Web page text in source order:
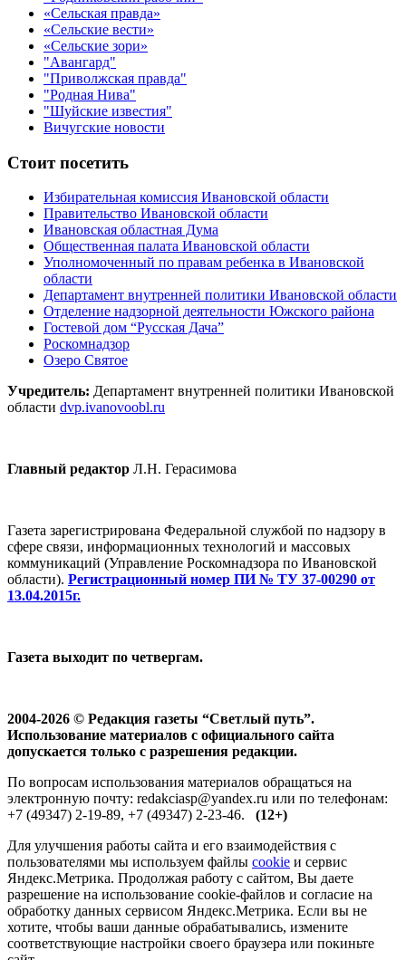
«Сельская правда»
«Сельские вести»
«Сельские зори»
"Авангард"
"Приволжская правда"
"Родная Нива"
"Шуйские известия"
Вичугские новости
Стоит посетить
Избирательная комиссия Ивановской области
Правительство Ивановской области
Ивановская областная Дума
Общественная палата Ивановской области
Уполномоченный по правам ребенка в Ивановской
области
Департамент внутренней политики Ивановской области
Отделение надзорной деятельности Южского района
Гостевой дом “Русская Дача”
Роскомнадзор
Озеро Святое
Учредитель: Департамент внутренней политики Ивановской
области dvp.ivanovoobl.ru
Главный редактор Л.Н. Герасимова
Газета зарегистрирована Федеральной службой по надзору в
сфере связи, информационных технологий и массовых
коммуникаций (Управление Роскомнадзора по Ивановской
области). Регистрационный номер ПИ № ТУ 37-00290 от
13.04.2015г.
Газета выходит по четвергам.
2004-2026 © Редакция газеты “Светлый путь”.
Использование материалов с официального сайта
допускается только с разрешения редакции.
По вопросам использования материалов обращаться на
электронную почту: redakciasp@yandex.ru или по телефонам:
+7 (49347) 2-19-89, +7 (49347) 2-23-46. (12+)
Для улучшения работы сайта и его взаимодействия с
пользователями мы используем файлы cookie и сервис
Яндекс.Метрика. Продолжая работу с сайтом, Вы даете
разрешение на использование cookie-файлов и согласие на
обработку данных сервисом Яндекс.Метрика. Если вы не
хотите, чтобы ваши данные обрабатывались, измените
соответствующие настройки своего браузера или покиньте